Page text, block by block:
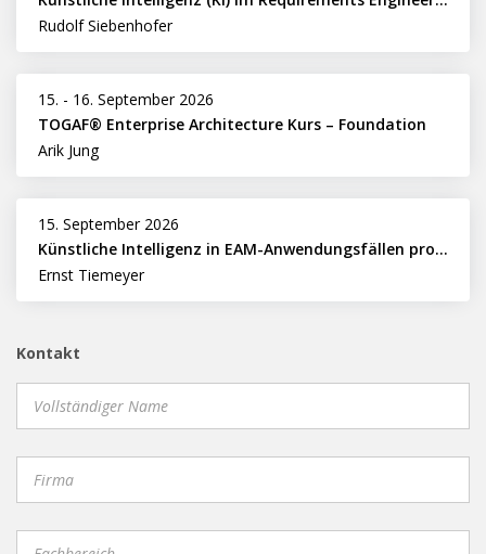
Rudolf Siebenhofer
15. - 16. September 2026
TOGAF® Enterprise Architecture Kurs – Foundation
Arik Jung
15. September 2026
Künstliche Intelligenz in EAM-Anwendungsfällen professionell nutzen
Ernst Tiemeyer
Kontakt